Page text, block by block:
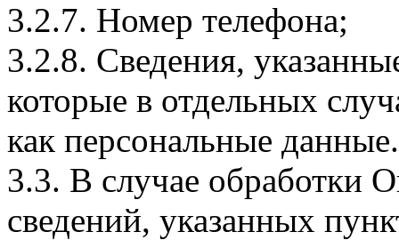
3.2.7. Номер телефона;
3.2.8. Сведения,
которые в отдельных
как персональные данные.
3.3. В случае обработки
сведений, указанных